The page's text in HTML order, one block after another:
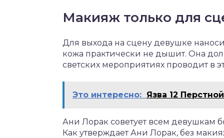
Макияж только для
Для выхода на сцену девушке
кожа практически не дышит. Она
светских мероприятиях проводит в
Это интересно: Язва 12
Ани Лорак советует всем девушкам
Как утверждает Ани Лорак, без